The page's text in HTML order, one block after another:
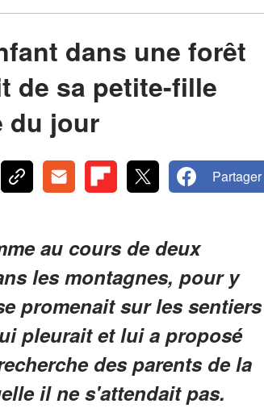
dans une forêt
de sa petite-fille
du jour
Partager
au cours de deux
les montagnes, pour y
promenait sur les sentiers
pleurait et lui a proposé
des parents de la
il ne s'attendait pas.